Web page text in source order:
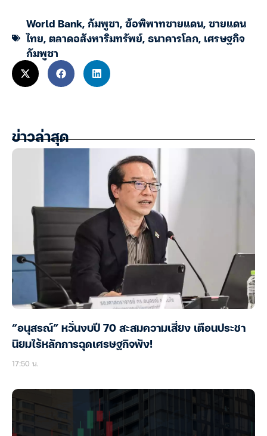
World Bank,กัมพูชา,ข้อพิพาทชายแดน,ชายแดน
ไทย,ตลาดอสังหาริมทรัพย์,ธนาคารโลก, เศรษฐกิจ
กัมพูชา
ข่าวล่าสุด
“อนุสรณ์” หวั่นงบปี 70 สะสมความเสี่ยง เตือนประชา
นิยมไร้หลักการฉุดเศรษฐกิจพัง!
17:50 น.